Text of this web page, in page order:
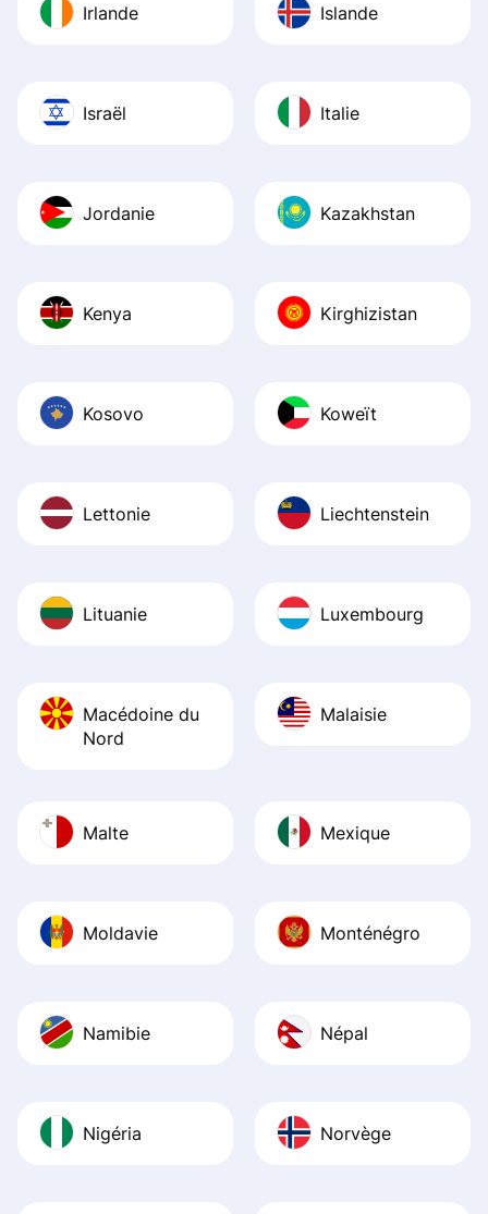
Irlande Islande
Israël Italie
Jordanie Kazakhstan
Kenya Kirghizistan
Kosovo Koweït
Lettonie Liechtenstein
Lituanie Luxembourg
Macédoine du
Nord
Malaisie
Malte Mexique
Moldavie Monténégro
Namibie Népal
Nigéria Norvège